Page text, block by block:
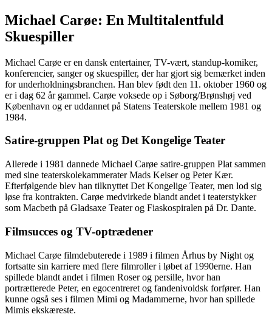
Michael Carøe: En Multitalentfuld
Skuespiller
Michael Carøe er en dansk entertainer, TV-vært, standup-komiker,
konferencier, sanger og skuespiller, der har gjort sig bemærket inden
for underholdningsbranchen. Han blev født den 11. oktober 1960 og
er i dag 62 år gammel. Carøe voksede op i Søborg/Brønshøj ved
København og er uddannet på Statens Teaterskole mellem 1981 og
1984.
Satire-gruppen Plat og Det Kongelige Teater
Allerede i 1981 dannede Michael Carøe satire-gruppen Plat sammen
med sine teaterskolekammerater Mads Keiser og Peter Kær.
Efterfølgende blev han tilknyttet Det Kongelige Teater, men lod sig
løse fra kontrakten. Carøe medvirkede blandt andet i teaterstykker
som Macbeth på Gladsaxe Teater og Fiaskospiralen på Dr. Dante.
Filmsucces og TV-optrædener
Michael Carøe filmdebuterede i 1989 i filmen Århus by Night og
fortsatte sin karriere med flere filmroller i løbet af 1990erne. Han
spillede blandt andet i filmen Roser og persille, hvor han
portrætterede Peter, en egocentreret og fandenivoldsk forfører. Han
kunne også ses i filmen Mimi og Madammerne, hvor han spillede
Mimis ekskæreste.